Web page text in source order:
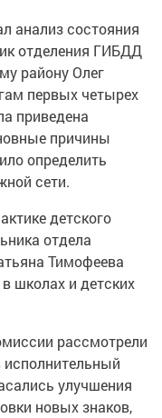
анализ состояния
отделения ГИБДД
району Олег
первых четырех
приведена
причины
определить
сети.
детского
отдела
Тимофеева
школах и детских
рассмотрели
исполнительный
улучшения
новых знаков,